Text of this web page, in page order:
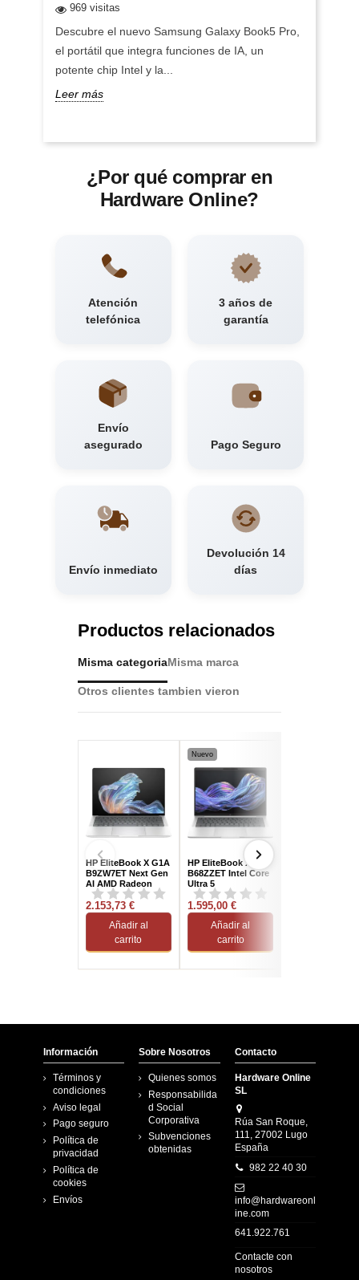
969 visitas
Descubre el nuevo Samsung Galaxy Book5 Pro,
el portátil que integra funciones de IA, un
potente chip Intel y la...
Leer más
¿Por qué comprar en
Hardware Online?
Atención
telefónica
3 años de
garantía
Envío
asegurado
Pago Seguro
Envío inmediato
Devolución 14
días
Productos relacionados
Misma categoriaMisma marca
Otros clientes tambien vieron
HP EliteBook X G1A
B9ZW7ET Next Gen
AI AMD Radeon
360/32GB/1TB
SSD/14" Tactil W11
Pro
2.153,73 €
Añadir al
carrito
Nuevo
HP EliteBook X G1i
B68ZZET Intel Core
Ultra 5
226V/16GB/512GB
SSD/14" W11 Pro
1.595,00 €
Añadir al
carrito
Información
Términos y
condiciones
Aviso legal
Pago seguro
Política de
privacidad
Política de
cookies
Envíos
Sobre Nosotros
Quienes somos
Responsabilida
d Social
Corporativa
Subvenciones
obtenidas
Contacto
Hardware Online
SL
Rúa San Roque,
111, 27002 Lugo
España
982 22 40 30
info@hardwareonl
ine.com
641.922.761
Contacte con
nosotros